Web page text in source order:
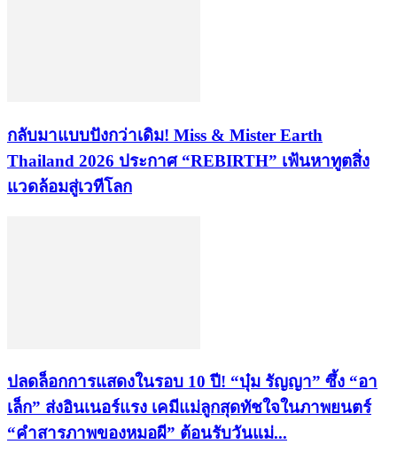
กลับมาแบบปังกว่าเดิม! Miss & Mister Earth
Thailand 2026 ประกาศ “REBIRTH” เฟ้นหาทูตสิ่ง
แวดล้อมสู่เวทีโลก
ปลดล็อกการแสดงในรอบ 10 ปี! “บุ๋ม รัญญา” ซึ้ง “อา
เล็ก” ส่งอินเนอร์แรง เคมีแม่ลูกสุดทัชใจในภาพยนตร์
“คำสารภาพของหมอผี” ต้อนรับวันแม่...